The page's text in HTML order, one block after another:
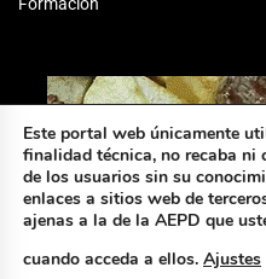
Este portal web únicamente
finalidad técnica, no recaba ni
de los usuarios sin su
enlaces a sitios web de
ajenas a la de la AEPD que
cuando acceda a ellos. Ajustes